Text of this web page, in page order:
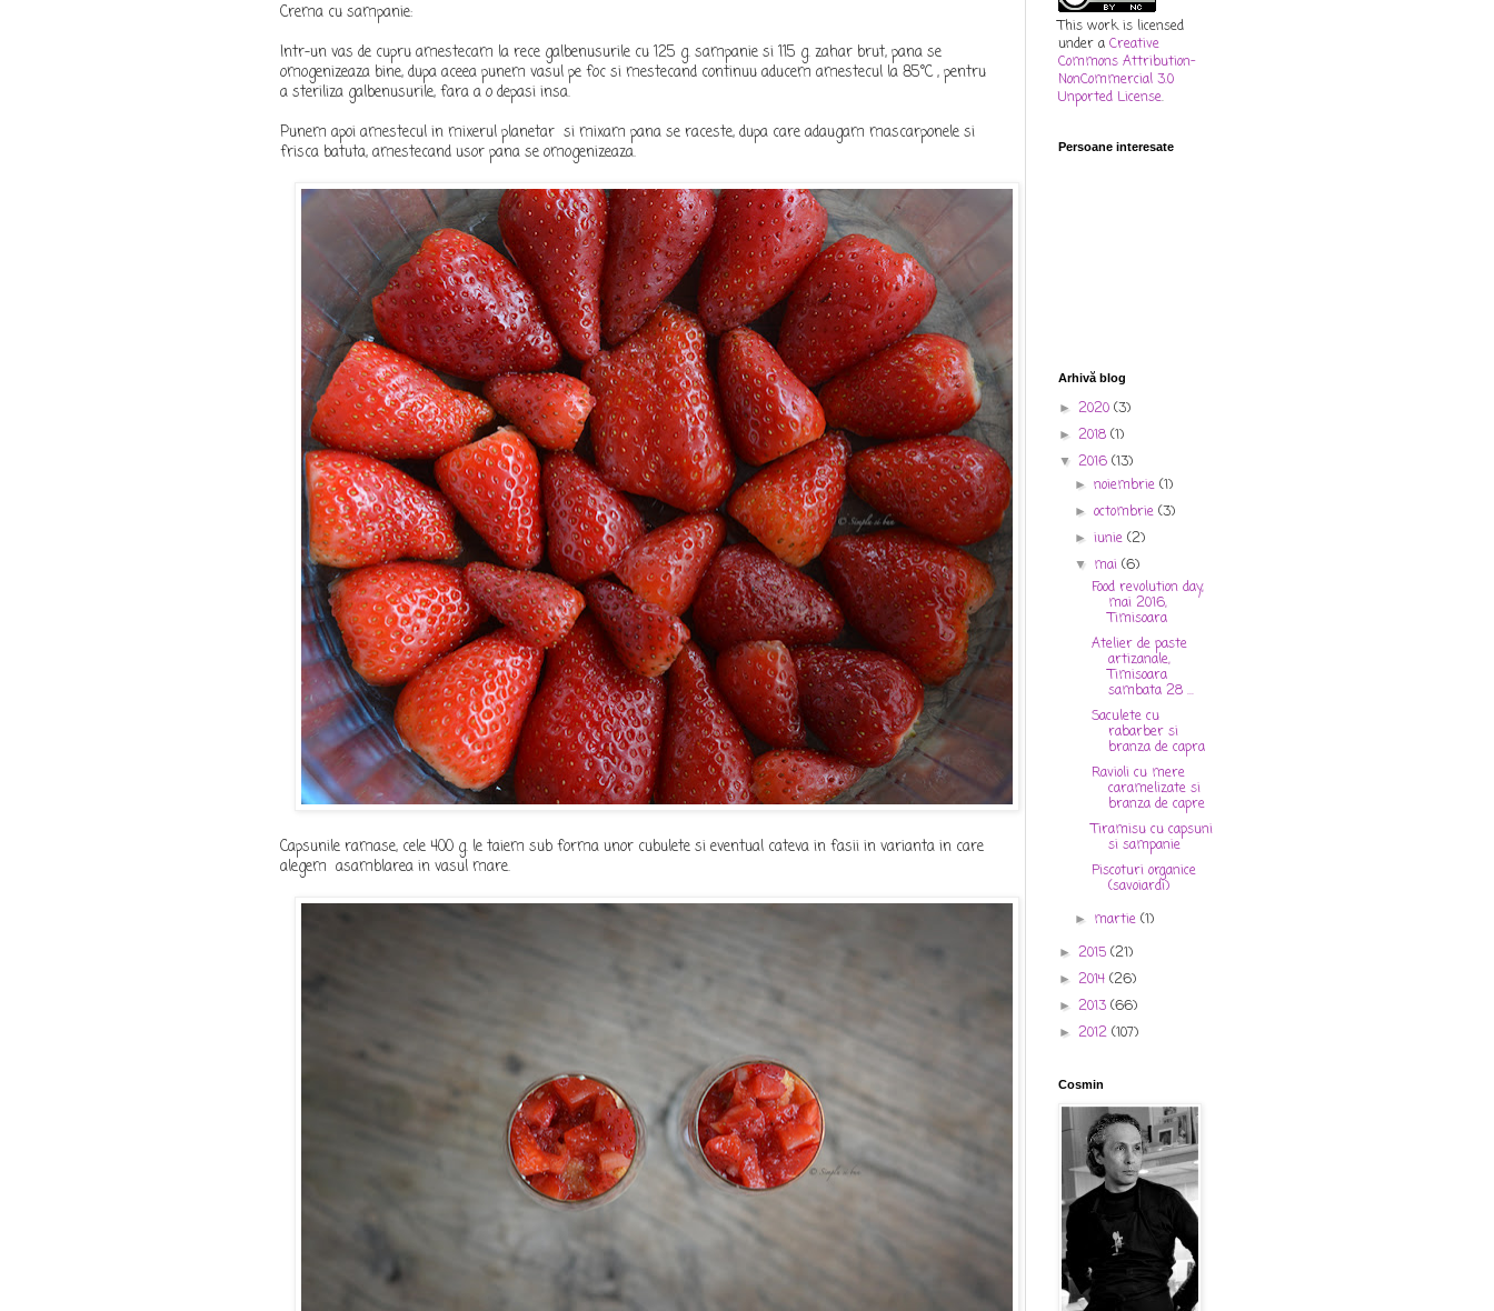
Crema cu sampanie:
Intr-un vas de cupru amestecam la rece galbenusurile cu 125 g. sampanie si 115 g. zahar brut, pana se
omogenizeaza bine, dupa aceea punem vasul pe foc si mestecand continuu aducem amestecul la 85°C , pentru
a steriliza galbenusurile, fara a o depasi insa.
Punem apoi amestecul in mixerul planetar si mixam pana se raceste, dupa care adaugam mascarponele si
frisca batuta, amestecand usor pana se omogenizeaza.
Capsunile ramase, cele 400 g. le taiem sub forma unor cubulete si eventual cateva in fasii in varianta in care
alegem asamblarea in vasul mare.
This work is licensed
under a Creative
Commons Attribution-
NonCommercial 3.0
Unported License.
Persoane interesate
Arhivă blog
► 2020 (3)
► 2018 (1)
▼ 2016 (13)
►noiembrie(1)
►octombrie(3)
►iunie(2)
▼ mai(6)
Food revolution day,
mai 2016,
Timisoara
Atelier de paste
artizanale,
Timisoara
sambata 28 ...
Saculete cu
rabarber si
branza de capra
Ravioli cu mere
caramelizate si
branza de capre
Tiramisu cu capsuni
si sampanie
Piscoturi organice
(savoiardi)
► martie(1)
► 2015 (21)
► 2014 (26)
► 2013 (66)
► 2012 (107)
Cosmin